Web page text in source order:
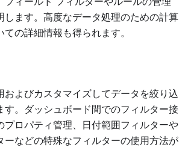
します。高度なデータ処理のための計算
の詳細情報も得られます。
およびカスタマイズしてデータを絞り込
す。ダッシュボード間でのフィルター接
プロパティ管理、日付範囲フィルターや
ーなどの特殊なフィルターの使用方法が